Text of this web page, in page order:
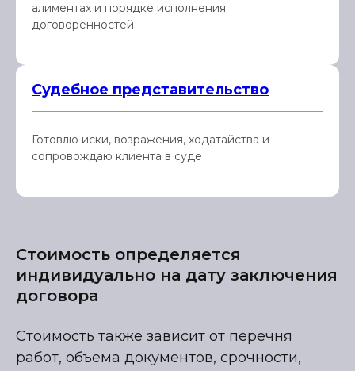
алиментах и порядке исполнения
договоренностей
Судебное представительство
Готовлю иски, возражения, ходатайства и
сопровождаю клиента в суде
Стоимость определяется
индивидуально на дату заключения
договора
Стоимость также зависит от перечня
работ, объема документов, срочности,